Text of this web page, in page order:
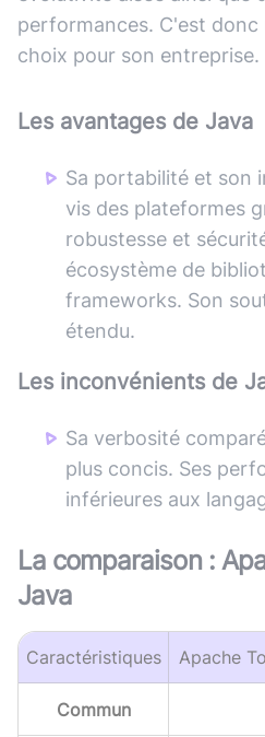
performances. C'est donc
choix pour son entreprise.
Les avantages de Java
Sa portabilité et son
vis des plateformes
robustesse et
écosystème de
frameworks. Son
étendu.
Les inconvénients de
Sa verbosité
plus concis. Ses
inférieures aux
La comparaison :
Java
Caractéristiques Apache
Commun